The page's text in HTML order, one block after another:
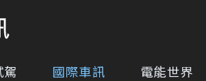
國際車訊 電能世界